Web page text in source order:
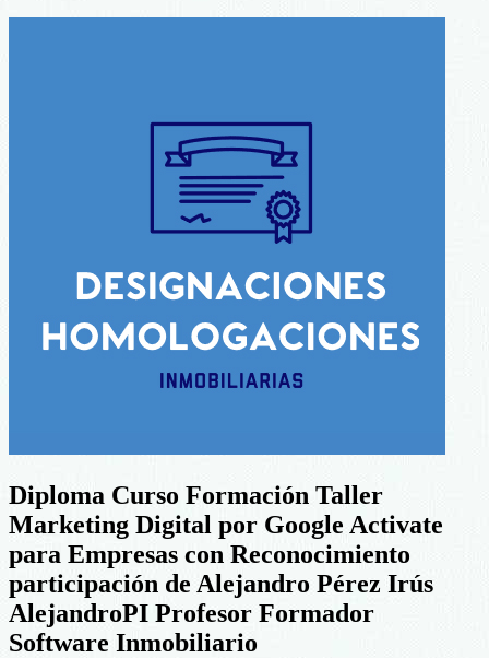
Diploma Curso Formación Taller
Marketing Digital por Google Activate
para Empresas con Reconocimiento
participación de Alejandro Pérez Irús
AlejandroPI Profesor Formador
Software Inmobiliario